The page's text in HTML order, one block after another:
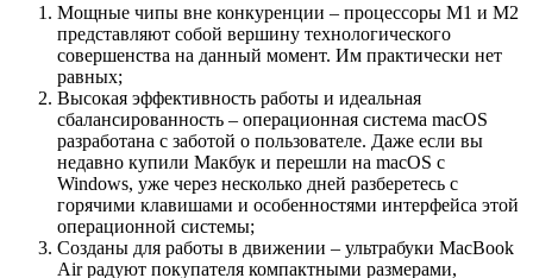
Мощные чипы вне конкуренции – процессоры M1 и M2
представляют собой вершину технологического
совершенства на данный момент. Им практически нет
равных;
Высокая эффективность работы и идеальная
сбалансированность – операционная система macOS
разработана с заботой о пользователе. Даже если вы
недавно купили Макбук и перешли на macOS с
Windows, уже через несколько дней разберетесь с
горячими клавишами и особенностями интерфейса этой
операционной системы;
Созданы для работы в движении – ультрабуки MacBook
Air радуют покупателя компактными размерами,